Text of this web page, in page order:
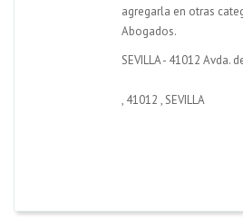
agregarla en otras
Abogados.
SEVILLA - 41012 Avda.
, 41012 ,SEVILLA